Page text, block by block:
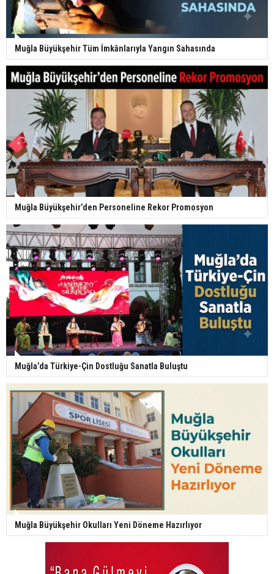
Muğla Büyükşehir Tüm İmkânlarıyla Yangın Sahasında
Muğla Büyükşehir’den Personeline Rekor Promosyon
Muğla’da Türkiye-Çin Dostluğu Sanatla Buluştu
Muğla Büyükşehir Okulları Yeni Döneme Hazırlıyor